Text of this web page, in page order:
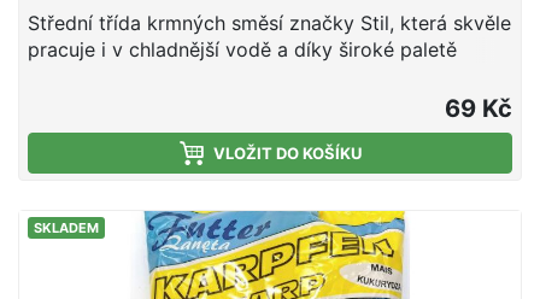
Střední třída krmných směsí značky Stil, která skvěle
pracuje i v chladnější vodě a díky široké paletě
pravou směs pro daný revír či cílovou rybu. V rámci
poměru ceny a nabízené kvality tyto směsi jen těžko
hledají konkurenci - doporučujeme. Složení: Mleté
pečivo Mletá obilná zrna Drcená olejnatá
semena Aromata Vysoký obsah proteinů Světlá
krmítková směs s příchutí scopex, která je
uzpůsobena především k lovu kaprů.
69 Kč
VLOŽIT DO KOŠÍKU
SKLADEM